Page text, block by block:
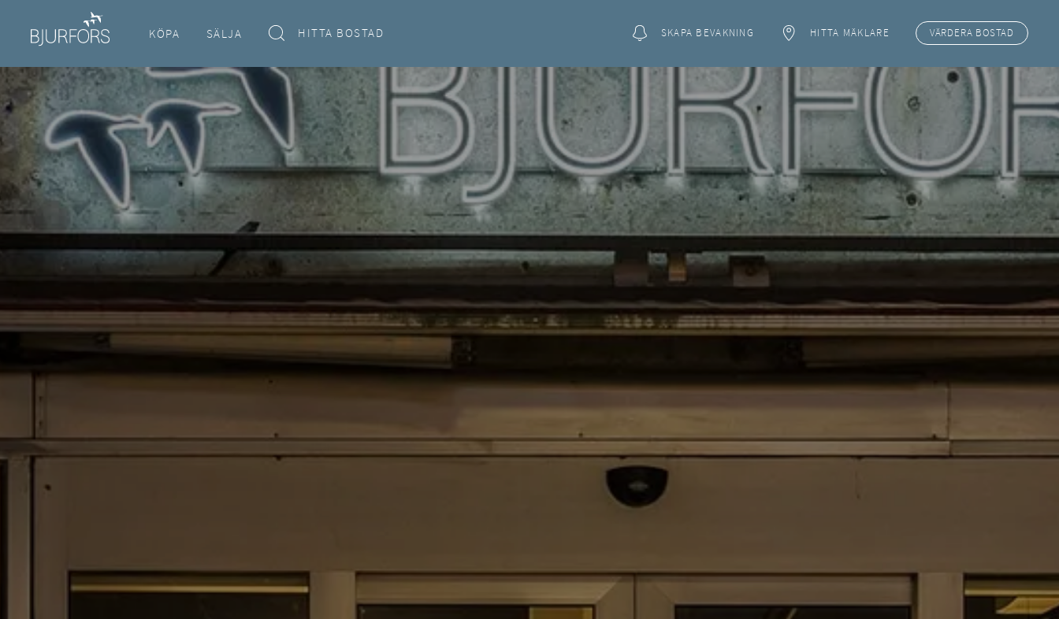
KÖPA SÄLJA HITTA BOSTAD SKAPA BEVAKNING HITTA MÄKLARE VÄRDERA BOSTAD